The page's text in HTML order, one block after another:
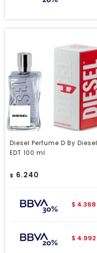
Diesel Perfume D By Diesel
EDT 100 ml
$ 6.240
$ 4.368
$ 4.992